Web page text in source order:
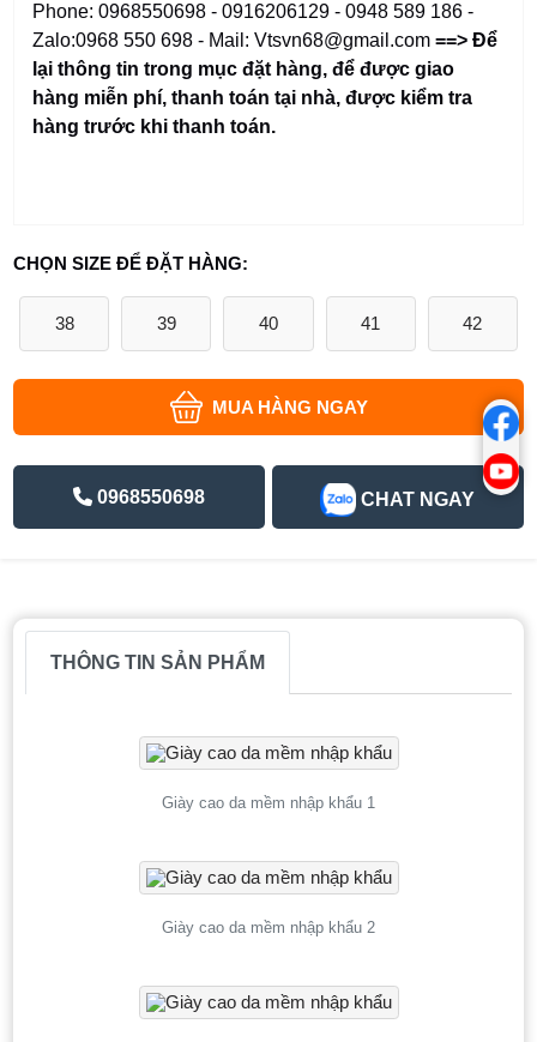
Phone: 0968550698 - 0916206129 - 0948 589 186 -
Zalo:0968 550 698 - Mail: Vtsvn68@gmail.com==> Để
lại thông tin trong mục đặt hàng,để được giao
hàng miễn phí, thanh toán tại nhà, được kiểm tra
hàng trước khi thanh toán.
CHỌN SIZE ĐỂ ĐẶT HÀNG:
38 39 40 41 42
MUA HÀNG NGAY
0968550698 CHAT NGAY
THÔNG TIN SẢN PHẨM
Giày cao da mềm nhập khẩu 1
Giày cao da mềm nhập khẩu 2